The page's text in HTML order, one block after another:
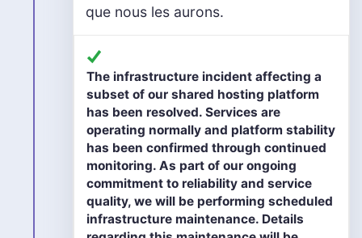
que nous les aurons.
The infrastructure incident affecting a
subset of our shared hosting platform
has been resolved. Services are
operating normally and platform stability
has been confirmed through continued
monitoring. As part of our ongoing
commitment to reliability and service
quality, we will be performing scheduled
infrastructure maintenance. Details